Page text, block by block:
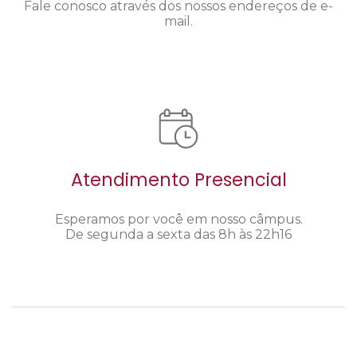
Fale conosco através dos nossos endereços de e-
mail.
Atendimento Presencial
Esperamos por você em nosso câmpus.
De segunda a sexta das 8h às 22h16